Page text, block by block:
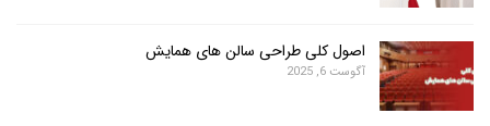
اصول کلی طراحی سالن های همایش
آگوست 6, 2025